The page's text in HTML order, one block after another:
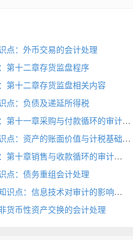
点：外币交易的会计处理
第十二章存货监盘程序
第十二章存货监盘相关内容
点：负债及递延所得税
2026年注会《审计》章节知识点：第十一章采购与付款循环的审计
中级会计实务2026年第十七章知识点：资产的账面价值与计税基础
2026年注会《审计》章节知识点：第十章销售与收款循环的审计
点：债务重组会计处理
2026年注会《审计》第九章章节知识点：信息技术对审计的影响
货币性资产交换的会计处理